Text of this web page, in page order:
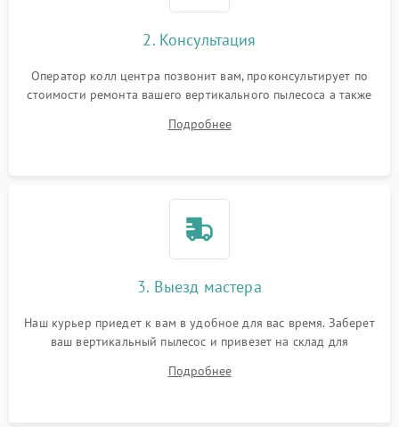
2. Консультация
Оператор колл центра позвонит вам, проконсультирует по
стоимости ремонта вашего вертикального пылесоса а также
Подробнее
3. Выезд мастера
Наш курьер приедет к вам в удобное для вас время. Заберет
ваш вертикальный пылесос и привезет на склад для
Подробнее